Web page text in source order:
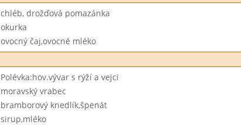
chléb, drožďová pomazánka
okurka
ovocný čaj,ovocné mléko
Polévka:hov.vývar s rýží a vejci
moravský vrabec
bramborový knedlík,špenát
sirup,mléko